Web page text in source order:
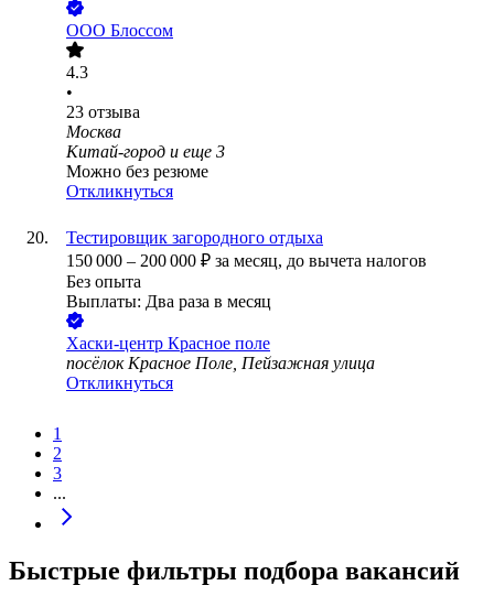
ООО Блоссом
4.3
•
23 отзыва
Москва
Китай-город и еще 3
Можно без резюме
Откликнуться
Тестировщик загородного отдыха
150 000 – 200 000 ₽ за месяц, до вычета налогов
Без опыта
Выплаты: Два раза в месяц
Хаски-центр Красное поле
посёлок Красное Поле, Пейзажная улица
Откликнуться
1
2
3
...
Быстрые фильтры подбора вакансий